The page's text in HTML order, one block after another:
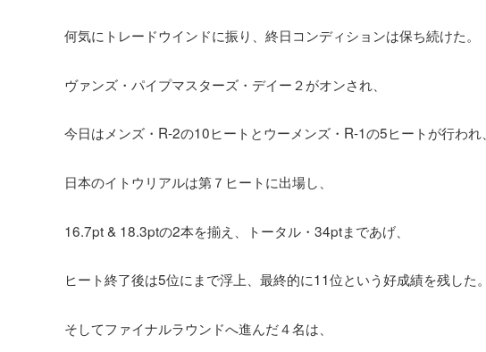
何気にトレードウインドに振り、終日コンディションは保ち続けた。
ヴァンズ・パイプマスターズ・デイー２がオンされ、
今日はメンズ・R-2の10ヒートとウーメンズ・R-1の5ヒートが行われ、
日本のイトウリアルは第７ヒートに出場し、
16.7pt & 18.3ptの2本を揃え、トータル・34ptまであげ、
ヒート終了後は5位にまで浮上、最終的に11位という好成績を残した。
そしてファイナルラウンドへ進んだ４名は、